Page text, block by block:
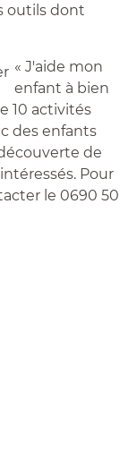
outils dont
« J'aide mon
enfant à bien
10 activités
des enfants
de
Pour
le 0690 50